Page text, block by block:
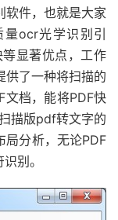
件，也就是大家
量ocr光学识别引
显著优点，工作
供了一种将扫描的
文档，能将PDF快
描版pdf转文字的
局分析，无论PDF
别。